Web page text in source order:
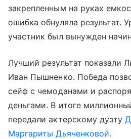
закрепленным на руках
ошибка обнуляла результат.
участник был вынужден
Лучший результат показали
Иван Пышненко. Победа
сейф с чемоданами и
деньгами. В итоге
передали актерскому дуэту
Маргариты Дьяченковой.